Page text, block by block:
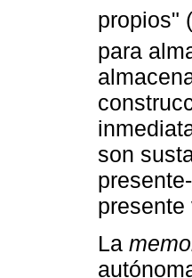
propios" (
para
son
La